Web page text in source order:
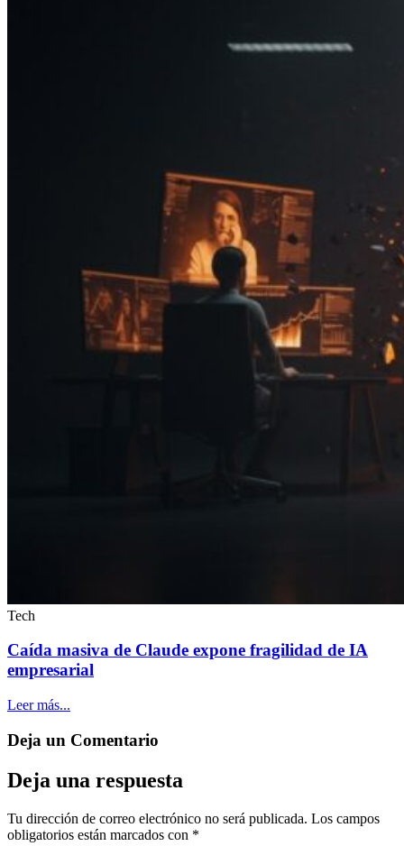
Tech
Caída masiva de Claude expone fragilidad de IA
empresarial
Leer más...
Deja un Comentario
Deja una respuesta
Tu dirección de correo electrónico no será publicada. Los campos
obligatorios están marcados con *